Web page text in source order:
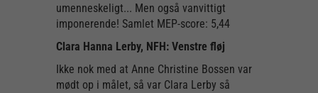
umenneskeligt... Men også vanvittigt
imponerende! Samlet MEP-score: 5,44
Clara Hanna Lerby, NFH: Venstre fløj
Ikke nok med at Anne Christine Bossen var
mødt op i målet, så var Clara Lerby så